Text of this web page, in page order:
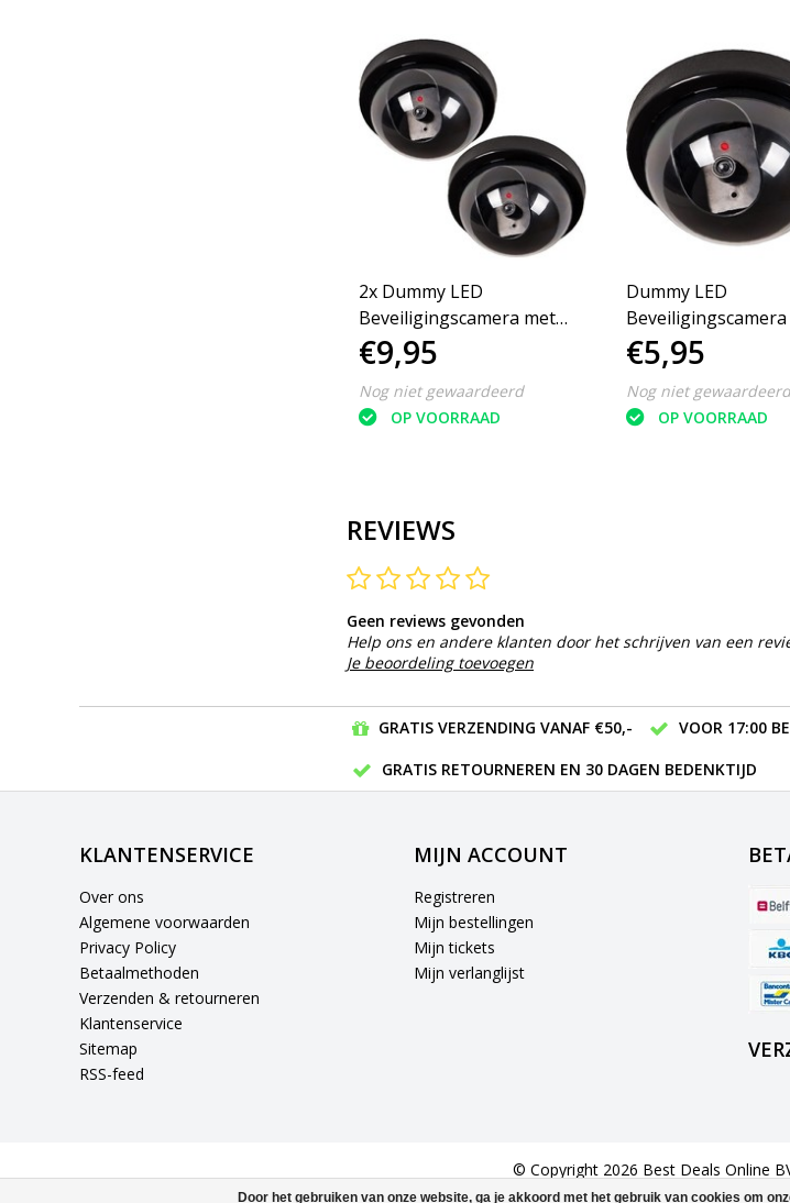
2x Dummy LED
Beveiligingscamera met
Bewegingssensoren
€9,95
Nog niet gewaardeerd
OP VOORRAAD
Dummy LED
Beveiligingscamera
Dome
€5,95
Nog niet gewaardeerd
OP VOORRAAD
REVIEWS
Geen reviews gevonden
Help ons en andere klanten door het schrijven van een
Je beoordeling toevoegen
GRATIS VERZENDING VANAF €50,-
VOOR 17:00
GRATIS RETOURNEREN EN 30 DAGEN BEDENKTIJD
KLANTENSERVICE
Over ons
Algemene voorwaarden
Privacy Policy
Betaalmethoden
Verzenden & retourneren
Klantenservice
Sitemap
RSS-feed
MIJN ACCOUNT
Registreren
Mijn bestellingen
Mijn tickets
Mijn verlanglijst
© Copyright 2026 Best Deals Online
All rights reserved by
Door het gebruiken van onze website, ga je akkoord met het gebruik van cookies om